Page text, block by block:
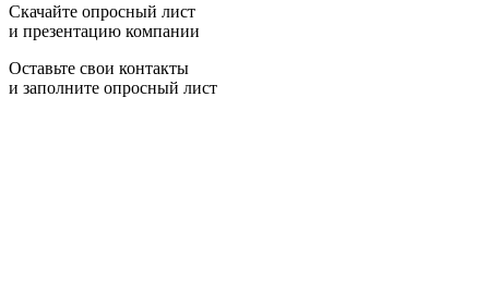
Скачайте опросный лист
и презентацию компании
Оставьте свои контакты
и заполните опросный лист